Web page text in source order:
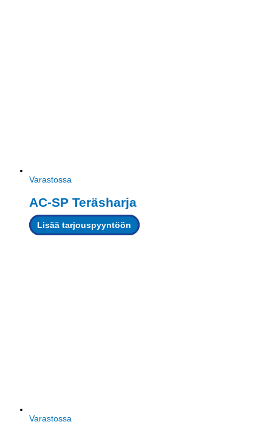
Varastossa
AC-SP Teräsharja
Lisää tarjouspyyntöön
Varastossa